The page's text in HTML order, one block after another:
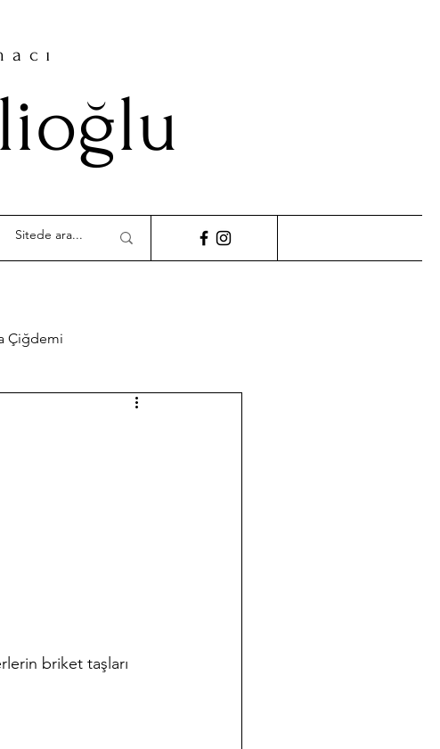
Çiğdemi
Basında çalışmalarımız
briket taşları